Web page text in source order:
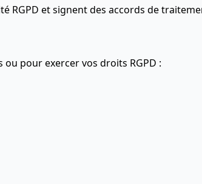
et signent des accords de
pour exercer vos droits RGPD :